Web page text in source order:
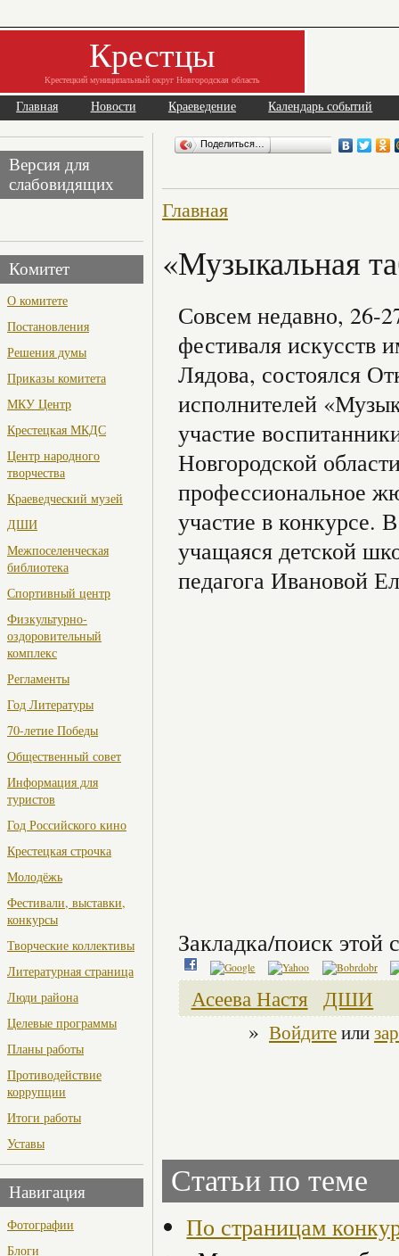
Крестцы
Крестецкий муниципальный округ Новгородская область
Главная Новости Краеведение Календарь событий
Версия для
слабовидящих
Комитет
О комитете
Постановления
Решения думы
Приказы комитета
МКУ Центр
Крестецкая МКДС
Центр народного
творчества
Краеведческий музей
ДШИ
Межпоселенческая
библиотека
Спортивный центр
Физкультурно-
оздоровительный
комплекс
Регламенты
Год Литературы
70-летие Победы
Общественный совет
Информация для
туристов
Год Российского кино
Крестецкая строчка
Молодёжь
Фестивали, выставки,
конкурсы
Творческие коллективы
Литературная страница
Люди района
Целевые программы
Планы работы
Противодействие
коррупции
Итоги работы
Уставы
Навигация
Фотографии
Блоги
Поделиться…
Главная
«Музыкальная
Совсем недавно, 26-
фестиваля искусств
Лядова, состоялся
исполнителей
участие
Новгородской
профессиональное
участие в конкурсе.
учащаяся детской
педагога Ивановой
Закладка/поиск этой
Асеева Настя ДШИ
» Войдитеили
Статьи по теме
По страницам